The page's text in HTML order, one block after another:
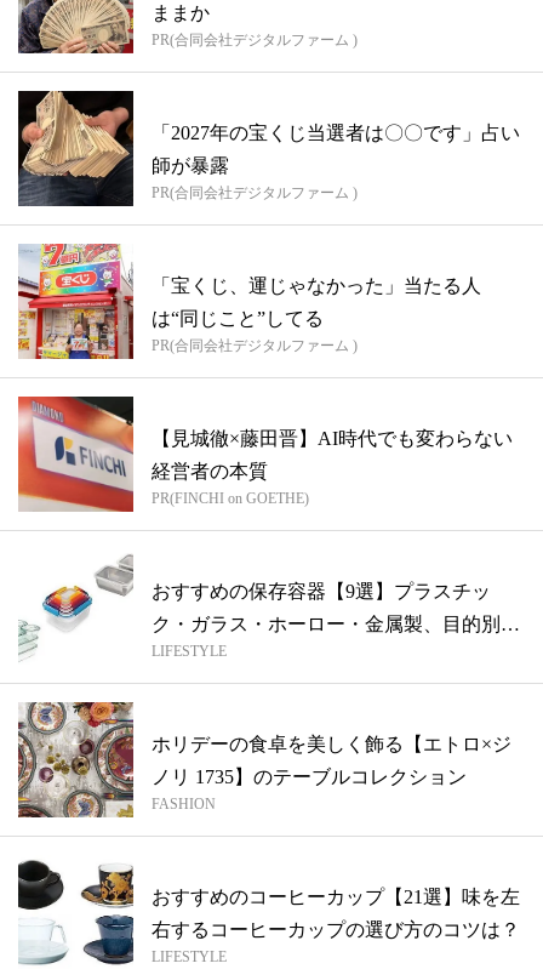
ままか
PR(合同会社デジタルファーム )
「2027年の宝くじ当選者は〇〇です」占い
師が暴露
PR(合同会社デジタルファーム )
「宝くじ、運じゃなかった」当たる人
は“同じこと”してる
PR(合同会社デジタルファーム )
【見城徹×藤田晋】AI時代でも変わらない
経営者の本質
PR(FINCHI on GOETHE)
おすすめの保存容器【9選】プラスチッ
ク・ガラス・ホーロー・金属製、目的別の
素材選...
LIFESTYLE
ホリデーの食卓を美しく飾る【エトロ×ジ
ノリ 1735】のテーブルコレクション
FASHION
おすすめのコーヒーカップ【21選】味を左
右するコーヒーカップの選び方のコツは？
LIFESTYLE